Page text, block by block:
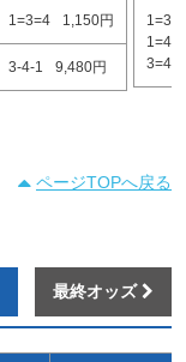
1=3=4 1,150円
3-4-1 9,480円
1=3
1=4
3=4
ページTOPへ戻る
最終オッズ